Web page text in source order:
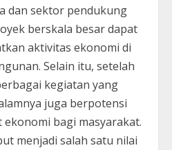
dan sektor pendukung
berskala besar dapat
aktivitas ekonomi di
Selain itu, setelah
kegiatan yang
juga berpotensi
bagi masyarakat.
menjadi salah satu nilai